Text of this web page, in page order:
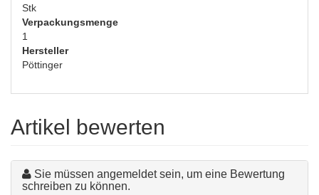
Stk
Verpackungsmenge
1
Hersteller
Pöttinger
Artikel bewerten
Sie müssen angemeldet sein, um eine Bewertung
schreiben zu können.